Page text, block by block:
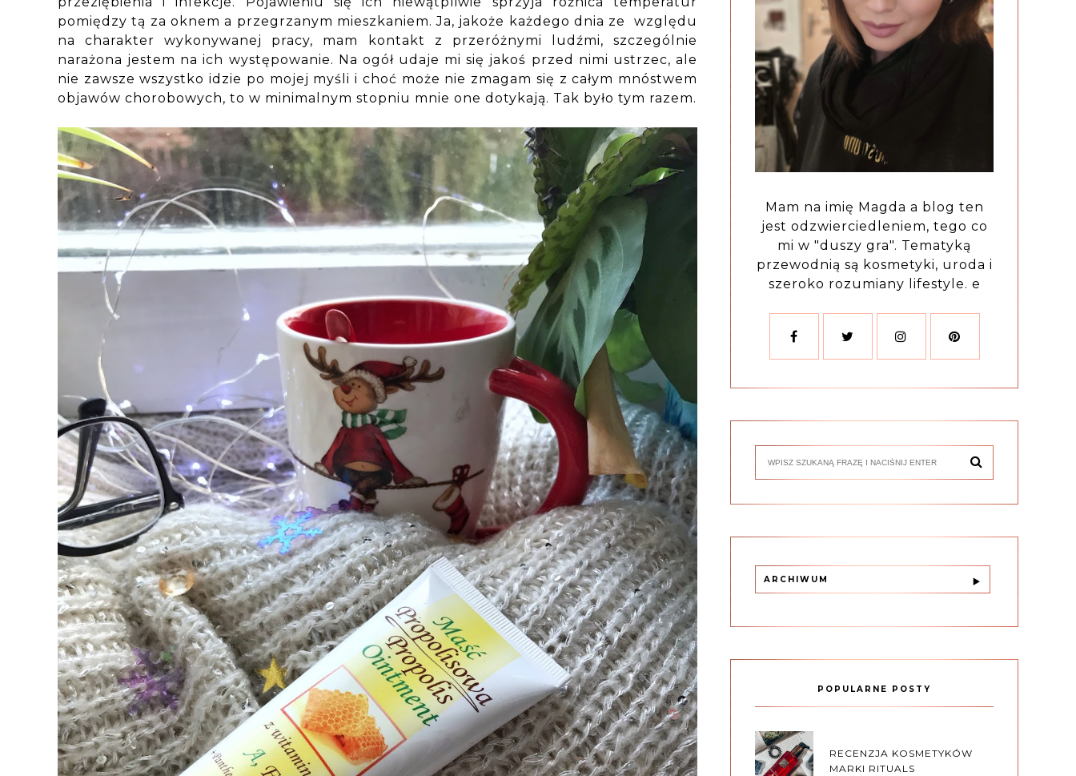
pomiędzy tą za oknem a przegrzanym mieszkaniem. Ja, jakoże każdego dnia ze względu
na charakter wykonywanej pracy, mam kontakt z przeróżnymi ludźmi, szczególnie
narażona jestem na ich występowanie. Na ogół udaje mi się jakoś przed nimi ustrzec, ale
nie zawsze wszystko idzie po mojej myśli i choć może nie zmagam się z całym mnóstwem
objawów chorobowych, to w minimalnym stopniu mnie one dotykają. Tak było tym razem.
Mam na imię Magda a blog ten
jest odzwierciedleniem, tego co
mi w "duszy gra". Tematyką
przewodnią są kosmetyki, uroda i
szeroko rozumiany lifestyle. e
ARCHIWUM
POPULARNE POSTY
RECENZJA KOSMETYKÓW
MARKI RITUALS